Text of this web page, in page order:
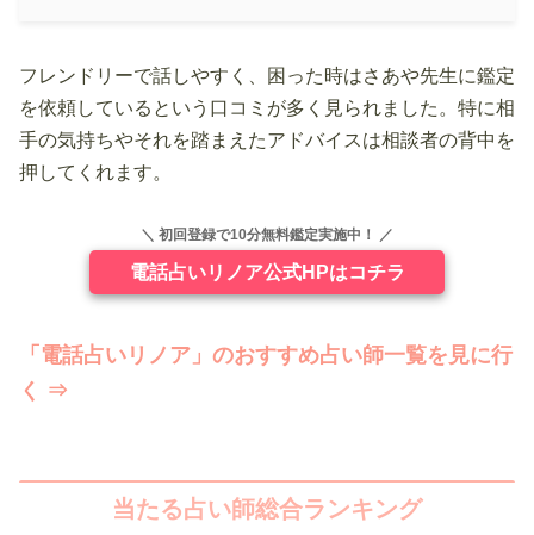
フレンドリーで話しやすく、困った時はさあや先生に鑑定
を依頼しているという口コミが多く見られました。特に相
手の気持ちやそれを踏まえたアドバイスは相談者の背中を
押してくれます。
＼ 初回登録で10分無料鑑定実施中！ ／
電話占いリノア公式HPはコチラ
「電話占いリノア」のおすすめ占い師一覧を見に行
く ⇒
当たる占い師総合ランキング